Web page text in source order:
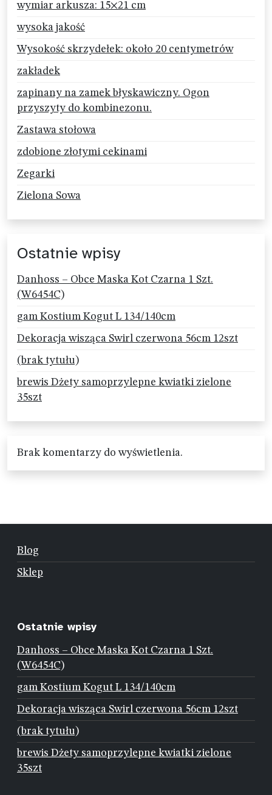
wymiar arkusza: 15×21 cm
wysoka jakość
Wysokość skrzydełek: około 20 centymetrów
zakładek
zapinany na zamek błyskawiczny. Ogon
przyszyty do kombinezonu.
Zastawa stołowa
zdobione złotymi cekinami
Zegarki
Zielona Sowa
Ostatnie wpisy
Danhoss – Obce Maska Kot Czarna 1 Szt.
(W6454C)
gam Kostium Kogut L 134/140cm
Dekoracja wisząca Swirl czerwona 56cm 12szt
(brak tytułu)
brewis Dżety samoprzylepne kwiatki zielone
35szt
Brak komentarzy do wyświetlenia.
Blog
Sklep
Ostatnie wpisy
Danhoss – Obce Maska Kot Czarna 1 Szt.
(W6454C)
gam Kostium Kogut L 134/140cm
Dekoracja wisząca Swirl czerwona 56cm 12szt
(brak tytułu)
brewis Dżety samoprzylepne kwiatki zielone
35szt